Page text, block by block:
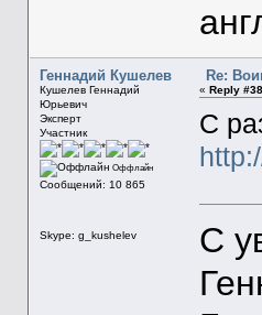
Геннадий Кушелев
Кушелев Геннадий
Юрьевич
Эксперт
Участник
Оффлайн
Сообщений: 10 865
Skype: g_kushelev
Re:
« Reply
С
С